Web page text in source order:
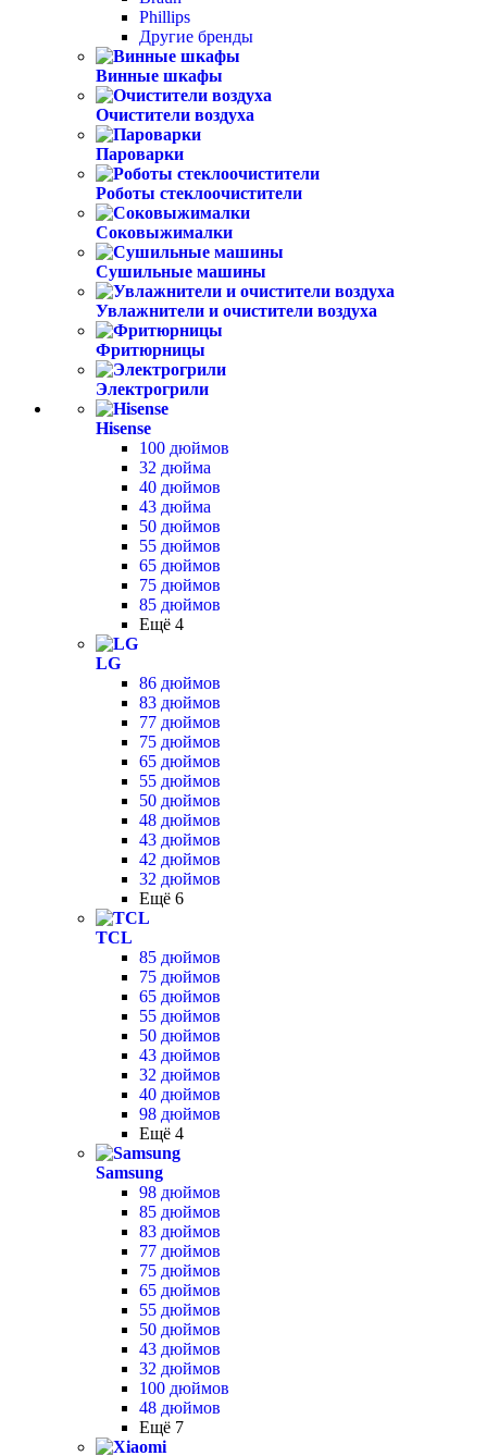
Phillips
Другие бренды
Винные шкафы
Очистители воздуха
Пароварки
Роботы стеклоочистители
Соковыжималки
Сушильные машины
Увлажнители и очистители воздуха
Фритюрницы
Электрогрили
Hisense
100 дюймов
32 дюйма
40 дюймов
43 дюйма
50 дюймов
55 дюймов
65 дюймов
75 дюймов
85 дюймов
Ещё 4
LG
86 дюймов
83 дюймов
77 дюймов
75 дюймов
65 дюймов
55 дюймов
50 дюймов
48 дюймов
43 дюймов
42 дюймов
32 дюймов
Ещё 6
TCL
85 дюймов
75 дюймов
65 дюймов
55 дюймов
50 дюймов
43 дюймов
32 дюймов
40 дюймов
98 дюймов
Ещё 4
Samsung
98 дюймов
85 дюймов
83 дюймов
77 дюймов
75 дюймов
65 дюймов
55 дюймов
50 дюймов
43 дюймов
32 дюймов
100 дюймов
48 дюймов
Ещё 7